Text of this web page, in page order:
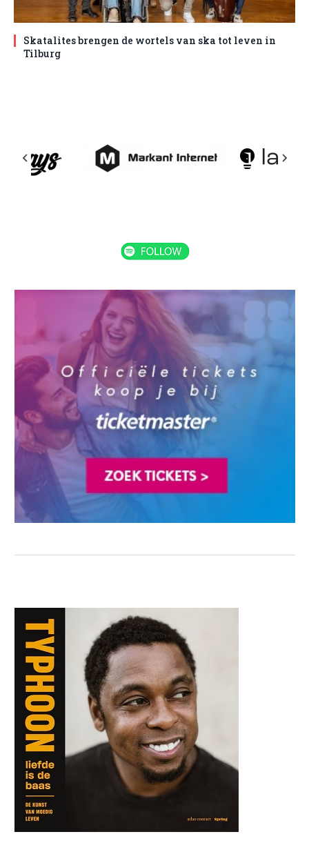
Skatalites brengen de wortels van ska tot leven in
Tilburg